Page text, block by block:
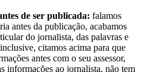
de ser publicada: falamos
antes da publicação, acabamos
do jornalista, das palavras e
citamos acima para que
antes com o seu assessor,
informações ao jornalista, não tem